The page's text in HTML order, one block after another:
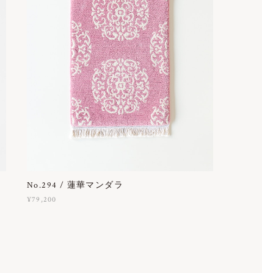
No.294 / 蓮華マンダラ
¥79,200